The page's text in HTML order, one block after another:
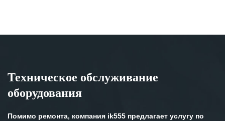
Техническое обслуживание
оборудования
Помимо ремонта, компания ik555 предлагает услугу по